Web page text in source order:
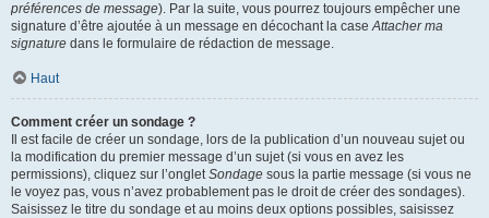
préférences de message). Par la suite, vous pourrez toujours empêcher une
signature d’être ajoutée à un message en décochant la caseAttacher ma
signature dans le formulaire de rédaction de message.
Haut
Comment créer un sondage ?
Il est facile de créer un sondage, lors de la publication d’un nouveau sujet ou
la modification du premier message d’un sujet (si vous en avez les
permissions), cliquez sur l’ongletSondage sous la partie message (si vous ne
le voyez pas, vous n’avez probablement pas le droit de créer des sondages).
Saisissez le titre du sondage et au moins deux options possibles, saisissez